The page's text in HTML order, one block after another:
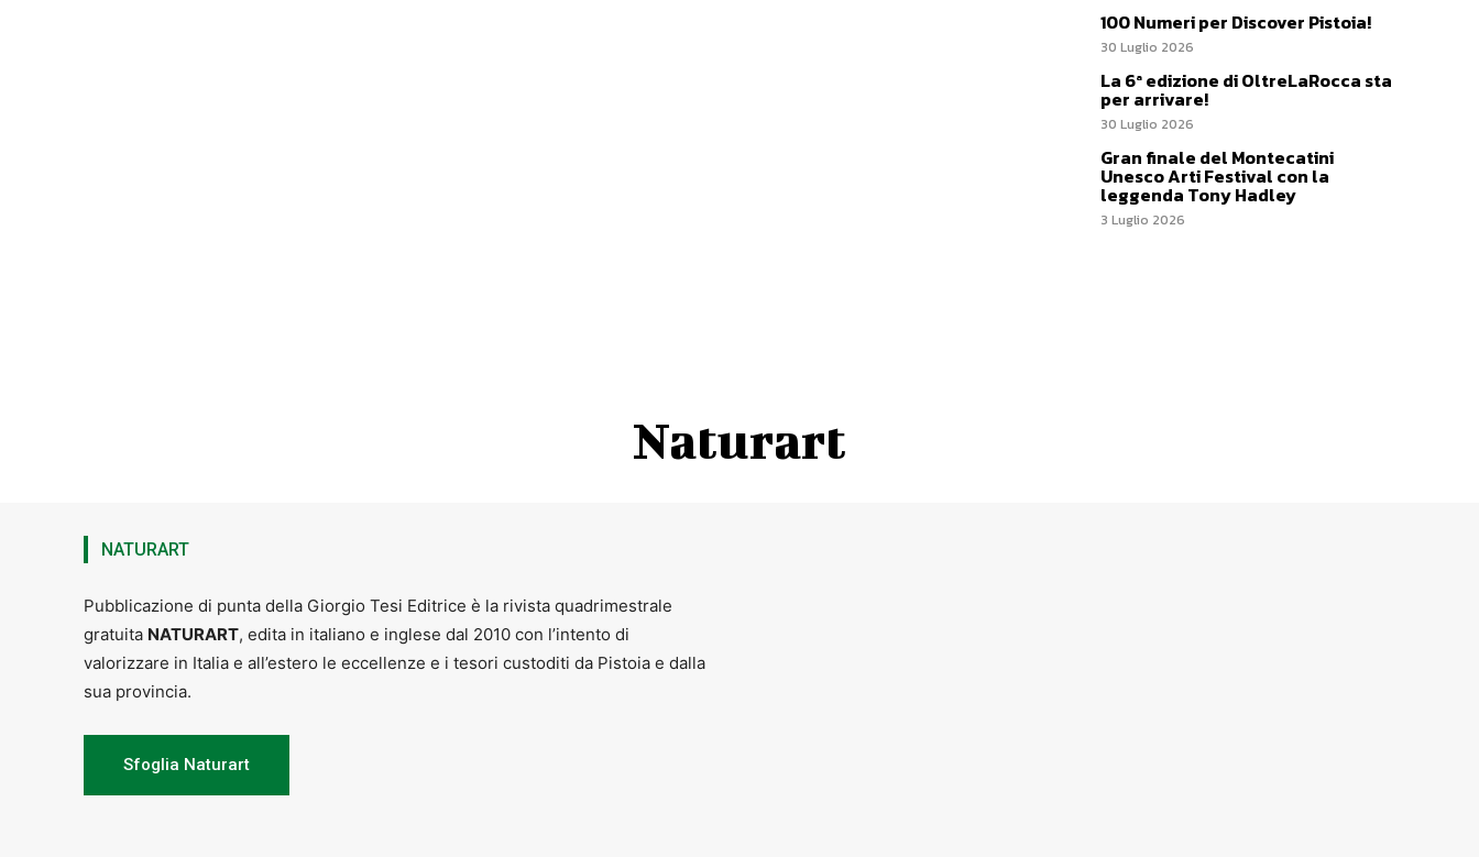
100 Numeri per Discover Pistoia!
30 Luglio 2026
La 6ª edizione di OltreLaRocca sta
per arrivare!
30 Luglio 2026
Gran finale del Montecatini
Unesco Arti Festival con la
leggenda Tony Hadley
3 Luglio 2026
Naturart
NATURART
Pubblicazione di punta della Giorgio Tesi Editrice è la rivista quadrimestrale
gratuita NATURART, edita in italiano e inglese dal 2010 con l’intento di
valorizzare in Italia e all’estero le eccellenze e i tesori custoditi da Pistoia e dalla
sua provincia.
Sfoglia Naturart